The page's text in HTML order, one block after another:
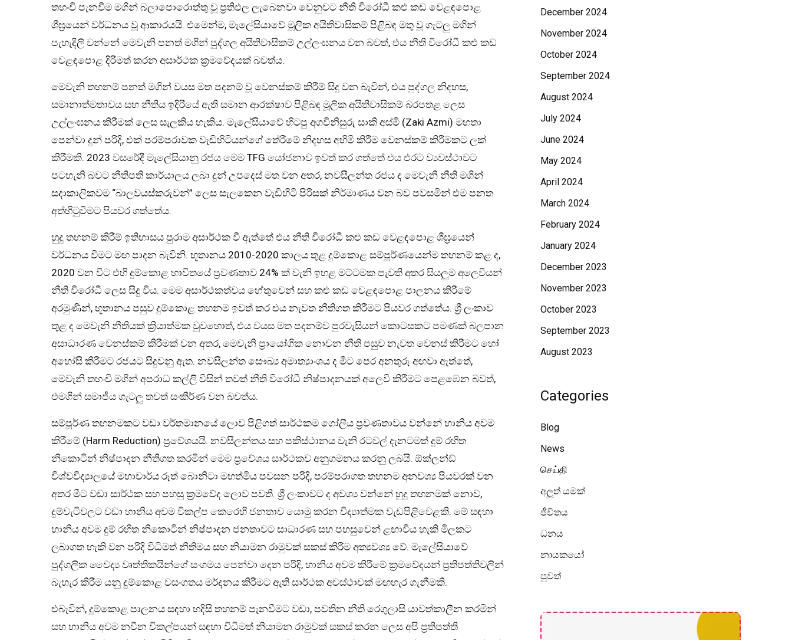
තහංචි පැනවීම මගින් බලාපොරොත්තු වූ ප්‍රතිඵල ලැබෙනවා වෙනුවට නීති විරෝධී කළු කඩ වෙළඳපොළ
ශීඝ්‍රයෙන් වර්ධනය වූ ආකාරයයි. එමෙන්ම, මැලේසියාවේ මූලික අයිතිවාසිකම් පිළිබඳ මතු වූ ගැටලු මගින්
පැහැදිලි වන්නේ මෙවැනි පනත් මගින් පුද්ගල අයිතිවාසිකම් උල්ලංඝනය වන බවත්, එය නීති විරෝධී කළු කඩ
වෙළඳපොළ දිරිමත් කරන අසාර්ථක ක්‍රමවේදයක් බවත්ය.
මෙවැනි තහනම් පනත් මගින් වයස මත පදනම් වූ වෙනස්කම් කිරීම් සිදු වන බැවින්, එය පුද්ගල නිදහස,
සමානාත්මතාවය සහ නීතිය ඉදිරියේ ඇති සමාන ආරක්ෂාව පිළිබඳ මූලික අයිතිවාසිකම් බරපතළ ලෙස
උල්ලංඝනය කිරීමක් ලෙස සැලකිය හැකිය. මැලේසියාවේ හිටපු අගවිනිසුරු සාකි අස්මි (Zaki Azmi) මහතා
පෙන්වා දුන් පරිදි, එක් පරම්පරාවක වැඩිහිටියන්ගේ තේරීමේ නිදහස අහිමි කිරීම වෙනස්කම් කිරීමකට ලක්
කිරීමකි. 2023 වසරේදී මැලේසියානු රජය මෙම TFG යෝජනාව ඉවත් කර ගත්තේ එය එරට ව්‍යවස්ථාවට
පටහැනි බවට නීතිපති කාර්යාලය ලබා දුන් උපදෙස් මත වන අතර, නවසීලන්ත රජය ද මෙවැනි නීති මගින්
සදාකාලිකවම “බාලවයස්කරුවන්” ලෙස සැලකෙන වැඩිහිටි පිරිසක් නිර්මාණය වන බව පවසමින් එම පනත
අත්හිටුවීමට පියවර ගත්තේය.
හුදු තහනම් කිරීම් ඉතිහාසය පුරාම අසාර්ථක වී ඇත්තේ එය නීති විරෝධී කළු කඩ වෙළඳපොළ ශීඝ්‍රයෙන්
වර්ධනය වීමට මඟ පාදන බැවිනි. භූතානය 2010-2020 කාලය තුළ දුම්කොළ සම්පූර්ණයෙන්ම තහනම් කළ ද,
2020 වන විට එහි දුම්කොළ භාවිතයේ ප්‍රවණතාව 24% ක් වැනි ඉහළ මට්ටමක පැවති අතර සියලුම අලෙවියන්
නීති විරෝධී ලෙස සිදු විය. මෙම අසාර්ථකත්වය හේතුවෙන් සහ කළු කඩ වෙළඳපොළ පාලනය කිරීමේ
අරමුණින්, භූතානය පසුව දුම්කොළ තහනම ඉවත් කර එය නැවත නීතිගත කිරීමට පියවර ගත්තේය. ශ්‍රී ලංකාව
තුළ ද මෙවැනි නීතියක් ක්‍රියාත්මක වුවහොත්, එය වයස මත පදනම්ව පුරවැසියන් කොටසකට පමණක් බලපාන
අසාධාරණ වෙනස්කම් කිරීමක් වන අතර, මෙවැනි ප්‍රායෝගික නොවන නීති පසුව නැවත වෙනස් කිරීමට හෝ
අහෝසි කිරීමට රජයට සිදුවනු ඇත. නවසීලන්ත සෞඛ්‍ය අමාත්‍යාංශය ද මීට පෙර අනතුරු අඟවා ඇත්තේ,
මෙවැනි තහංචි මගින් අපරාධ කල්ලි විසින් තවත් නීති විරෝධී නිෂ්පාදනයක් අලෙවි කිරීමට පෙළඹෙන බවත්,
එමගින් සමාජීය ගැටලු තවත් සංකීර්ණ වන බවත්ය.
සම්පූර්ණ තහනමකට වඩා වර්තමානයේ ලොව පිළිගත් සාර්ථකම ගෝලීය ප්‍රවණතාවය වන්නේ හානිය අවම
කිරීමේ (Harm Reduction) ප්‍රවේශයයි. නවසීලන්තය සහ පකිස්ථානය වැනි රටවල් දැනටමත් දුම් රහිත
නිකොටින් නිෂ්පාදන නීතිගත කරමින් මෙම ප්‍රවේශය සාර්ථකව අනුගමනය කරනු ලබයි. ඕක්ලන්ඩ්
විශ්වවිද්‍යාලයේ මහාචාර්ය රූත් බොනිටා මහත්මිය පවසන පරිදි, පරම්පරාගත තහනම අනවශ්‍ය පියවරක් වන
අතර මීට වඩා සාර්ථක සහ පහසු ක්‍රමවේද ලොව පවතී. ශ්‍රී ලංකාවට ද අවශ්‍ය වන්නේ හුදු තහනමක් නොව,
දුම්වැටිවලට වඩා හානිය අවම විකල්ප කෙරෙහි ජනතාව යොමු කරන විද්‍යාත්මක වැඩපිළිවෙළකි. මේ සඳහා
හානිය අවම දුම් රහිත නිකොටින් නිෂ්පාදන ජනතාවට සාධාරණ සහ පහසුවෙන් ළඟාවිය හැකි මිලකට
ලබාගත හැකි වන පරිදි විධිමත් නීතිමය සහ නියාමන රාමුවක් සකස් කිරීම අත්‍යවශ්‍ය වේ. මැලේසියාවේ
පුද්ගලික වෛද්‍ය වෘත්තිකයින්ගේ සංගමය පෙන්වා දෙන පරිදි, හානිය අවම කිරීමේ ක්‍රමවේදයන් ප්‍රතිපත්තිවලින්
බැහැර කිරීම යනු දුම්කොළ වසංගතය මර්දනය කිරීමට ඇති සාර්ථක අවස්ථාවක් මඟහැර ගැනීමකි.
එබැවින්, දුම්කොළ පාලනය සඳහා හදිසි තහනම් පැනවීමට වඩා, පවතින නීති රෙගුලාසි යාවත්කාලීන කරමින්
සහ හානිය අවම නවීන විකල්පයන් සඳහා විධිමත් නියාමන රාමුවක් සකස් කරන ලෙස අපි ප්‍රතිපත්ති
December 2024
November 2024
October 2024
September 2024
August 2024
July 2024
June 2024
May 2024
April 2024
March 2024
February 2024
January 2024
December 2023
November 2023
October 2023
September 2023
August 2023
Categories
Blog
News
செய்தி
අලූත් යමක්
ජීවිතය
ධනය
නායකයෝ
පුවත්